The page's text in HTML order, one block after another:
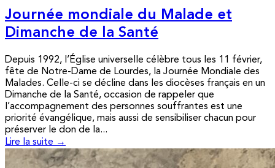
Journée mondiale du Malade et
Dimanche de la Santé
Depuis 1992, l’Église universelle célèbre tous les 11 février,
fête de Notre-Dame de Lourdes, la Journée Mondiale des
Malades. Celle-ci se décline dans les diocèses français en un
Dimanche de la Santé, occasion de rappeler que
l’accompagnement des personnes souffrantes est une
priorité évangélique, mais aussi de sensibiliser chacun pour
préserver le don de la...
Lire la suite →